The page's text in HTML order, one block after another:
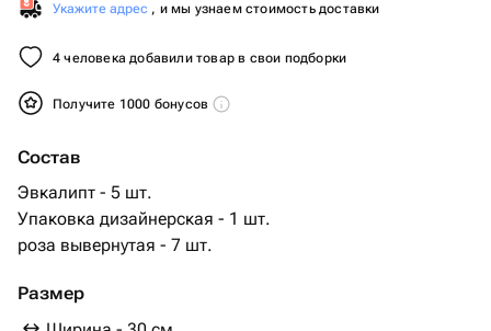
Укажите адрес , и мы узнаем стоимость доставки
4 человека добавили товар в свои подборки
Получите 1000 бонусов
Состав
Эвкалипт - 5 шт.
Упаковка дизайнерская - 1 шт.
роза вывернутая - 7 шт.
Размер